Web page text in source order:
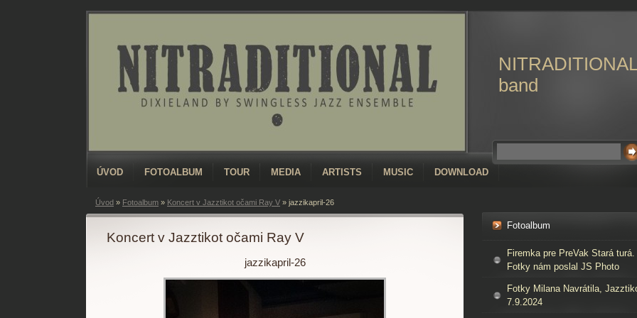
NITRADITIONAL
band
ÚVOD FOTOALBUM TOUR MEDIA ARTISTS MUSIC DOWNLOAD
Úvod » Fotoalbum » Koncert v Jazztikot očami Ray V » jazzikapril-26
Koncert v Jazztikot očami Ray V
jazzikapril-26
Fotoalbum
Firemka pre PreVak Stará turá.
Fotky nám poslal JS Photo
Fotky Milana Navrátila,
7.9.2024